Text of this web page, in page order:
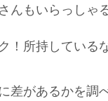
んもいらっしゃ
！所持している
差があるかを調